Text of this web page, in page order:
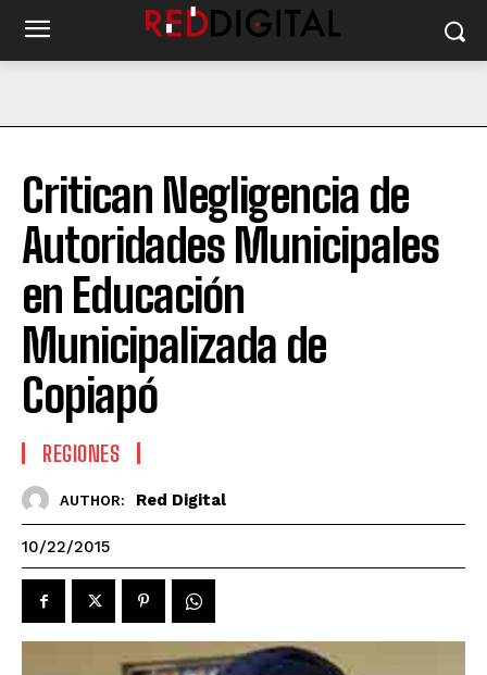
Critican Negligencia de
Autoridades Municipales
en Educación
Municipalizada de
Copiapó
REGIONES
AUTHOR: Red Digital
10/22/2015